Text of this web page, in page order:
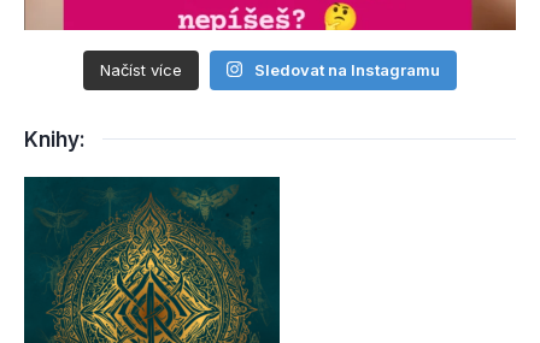
Načíst více Sledovat na Instagramu
Knihy: